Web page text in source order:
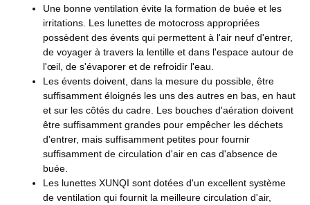
Une bonne ventilation évite la formation de buée et les
irritations. Les lunettes de motocross appropriées
possèdent des évents qui permettent à l'air neuf d'entrer,
de voyager à travers la lentille et dans l'espace autour de
l'œil, de s'évaporer et de refroidir l'eau.
Les évents doivent, dans la mesure du possible, être
suffisamment éloignés les uns des autres en bas, en haut
et sur les côtés du cadre. Les bouches d'aération doivent
être suffisamment grandes pour empêcher les déchets
d'entrer, mais suffisamment petites pour fournir
suffisamment de circulation d'air en cas d'absence de
buée.
Les lunettes XUNQI sont dotées d'un excellent système
de ventilation qui fournit la meilleure circulation d'air,